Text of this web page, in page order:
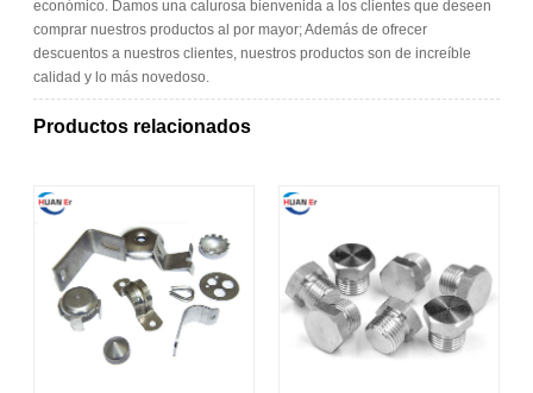
económico. Damos una calurosa bienvenida a los clientes que deseen
comprar nuestros productos al por mayor; Además de ofrecer
descuentos a nuestros clientes, nuestros productos son de increíble
calidad y lo más novedoso.
Productos relacionados